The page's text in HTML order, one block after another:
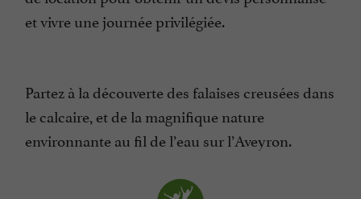
et vivre une journée privilégiée.
Partez à la découverte des falaises creusées dans
le calcaire, et de la magnifique nature
environnante au fil de l’eau sur l’Aveyron.